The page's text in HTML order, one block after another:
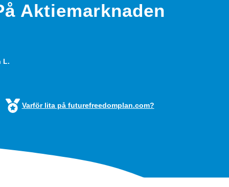
Aktiemarknaden
L.
Varför lita på futurefreedomplan.com?